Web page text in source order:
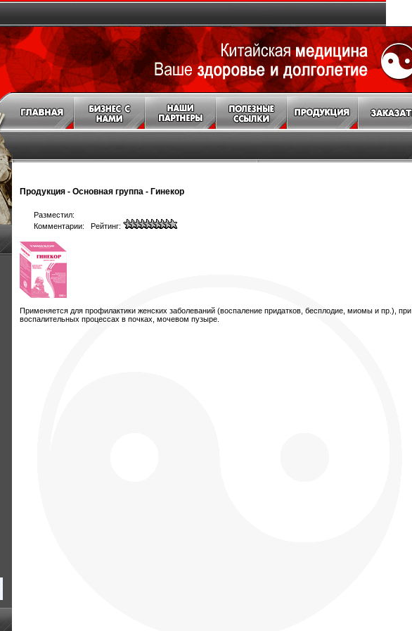
Продукция - Основная группа - Гинекор
Разместил:
Комментарии: Рейтинг:
Применяется для профилактики женских заболеваний (воспаление придатков, бесплодие, миомы и пр.), при
воспалительных процессах в почках, мочевом пузыре.